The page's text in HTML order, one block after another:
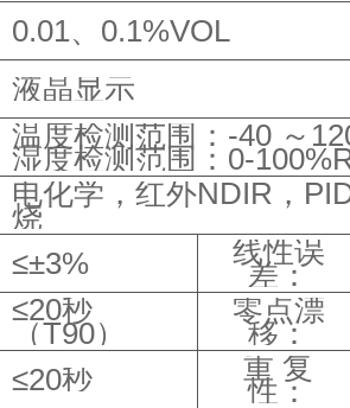
0.01、 0.1%VOL
液晶显示
温度检测范围： -40 ～
湿度检测范围： 0-
电化学，红外NDIR，
烧
≤±3% 线性误
差：
≤20秒
（T90）
零点漂
移：
≤20秒 重 复
性：